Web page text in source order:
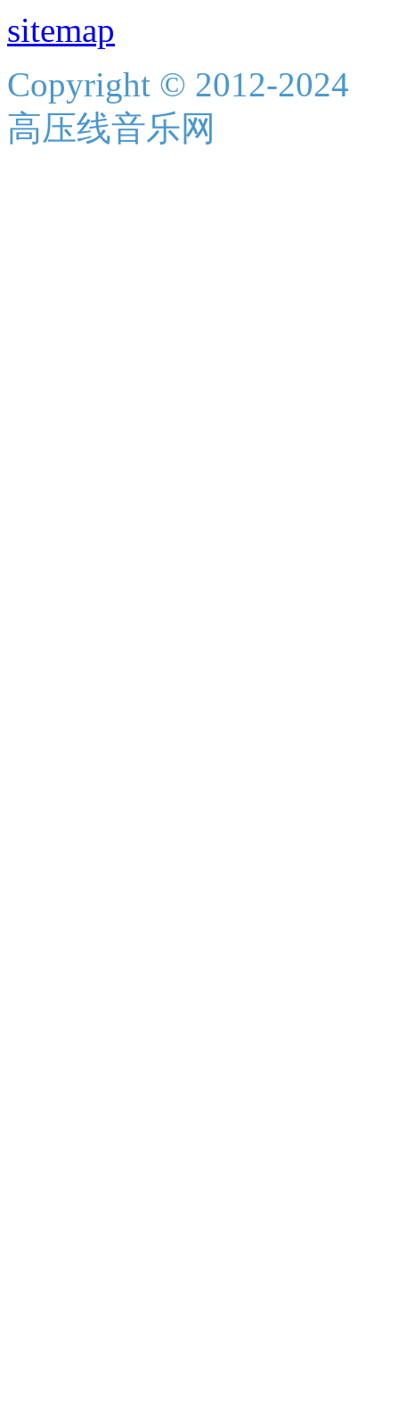
sitemap
Copyright © 2012-2024
高压线音乐网